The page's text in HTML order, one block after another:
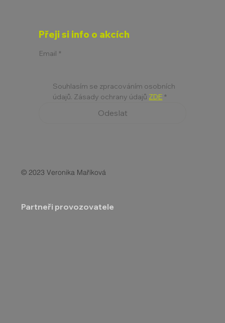
Přeji si info o akcích
Email *
Souhlasím se zpracováním osobních
údajů. Zásady ochrany údajů ZDE *
Odeslat
© 2023 Veronika Maříková
Partneři provozovatele